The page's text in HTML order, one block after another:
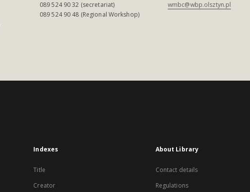
089 524 90 32 (secretariat)
089 524 90 48 (Regional Workshop)
wmbc@wbp.olsztyn.pl
Indexes
Title
Creator
About Library
Contact details
Regulations